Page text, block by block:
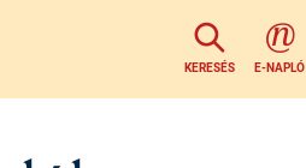
KERESÉS E-NAPLÓ